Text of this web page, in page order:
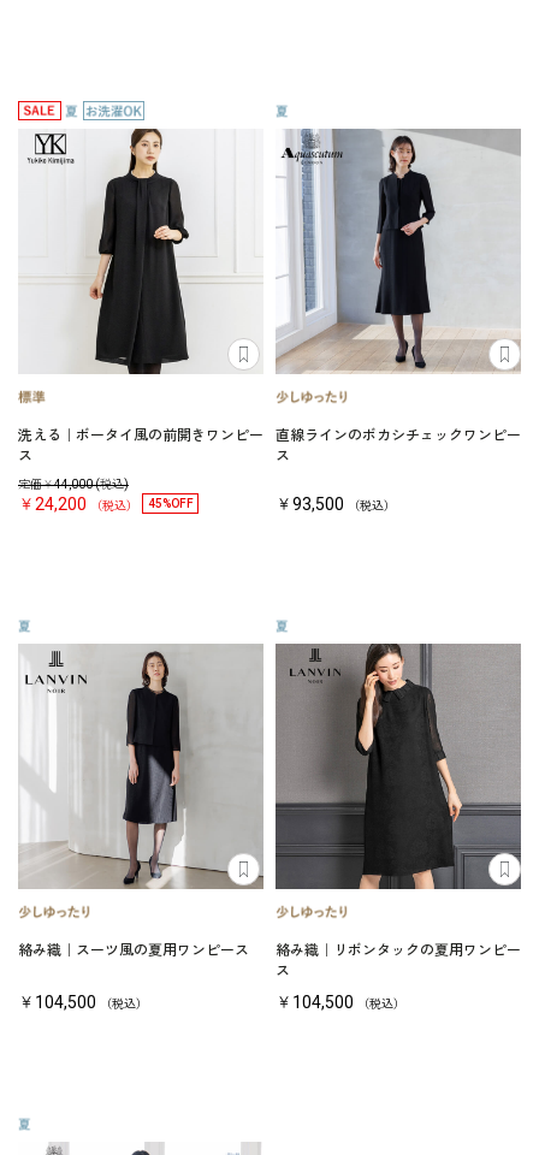
洗える｜ボータイ風の前開きワンピー
ス
定価￥44,000(税込)
￥24,200 （税込） 45%OFF
直線ラインのボカシチェックワンピー
ス
￥93,500 （税込）
絡み織｜スーツ風の夏用ワンピース
￥104,500 （税込）
絡み織｜リボンタックの夏用ワンピー
ス
￥104,500 （税込）